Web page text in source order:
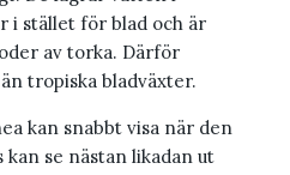
i stället för blad och är
av torka. Därför
tropiska bladväxter.
kan snabbt visa när den
se nästan likadan ut